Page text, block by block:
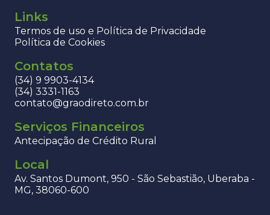
Links
Termos de uso e Política de Privacidade
Política de Cookies
Contatos
(34) 9 9903-4134
(34) 3331-1163
contato@graodireto.com.br
Serviços Financeiros
Antecipação de Crédito Rural
Local
Av. Santos Dumont, 950 - São Sebastião, Uberaba -
MG, 38060-600